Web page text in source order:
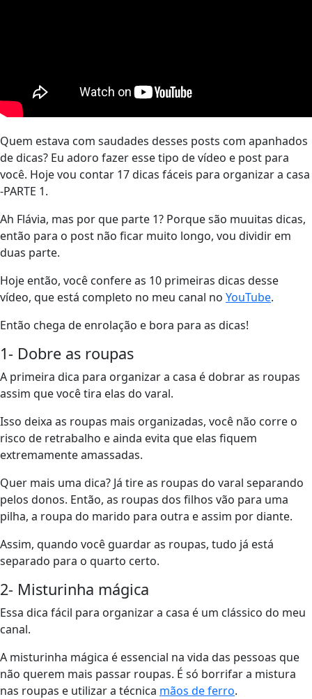
Quem estava com saudades desses posts com apanhados
de dicas? Eu adoro fazer esse tipo de vídeo e post para
você. Hoje vou contar 17 dicas fáceis para organizar a casa
-PARTE 1.
Ah Flávia, mas por que parte 1? Porque são muuitas dicas,
então para o post não ficar muito longo, vou dividir em
duas parte.
Hoje então, você confere as 10 primeiras dicas desse
vídeo, que está completo no meu canal no YouTube.
Então chega de enrolação e bora para as dicas!
1- Dobre as roupas
A primeira dica para organizar a casa é dobrar as roupas
assim que você tira elas do varal.
Isso deixa as roupas mais organizadas, você não corre o
risco de retrabalho e ainda evita que elas fiquem
extremamente amassadas.
Quer mais uma dica? Já tire as roupas do varal separando
pelos donos. Então, as roupas dos filhos vão para uma
pilha, a roupa do marido para outra e assim por diante.
Assim, quando você guardar as roupas, tudo já está
separado para o quarto certo.
2- Misturinha mágica
Essa dica fácil para organizar a casa é um clássico do meu
canal.
A misturinha mágica é essencial na vida das pessoas que
não querem mais passar roupas. É só borrifar a mistura
nas roupas e utilizar a técnica mãos de ferro.